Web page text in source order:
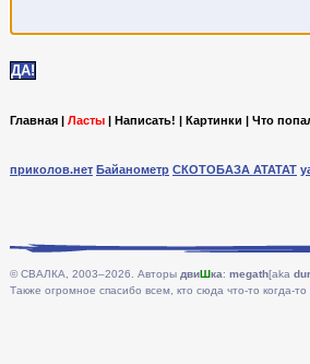
Главная | Ласты | Написать! | Картинки | Что
приколов.нет Байанометр СКОТОБАЗА АТАТАТ
© СВАЛКА, 2003–2026. Авторы двиШка: megath[aka
Также огромное спасибо всем, кто сюда что-то когда-